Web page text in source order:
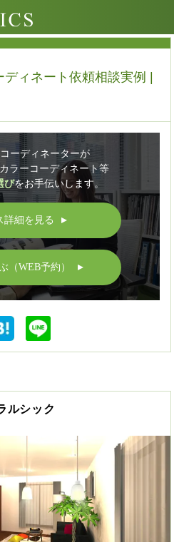
ィネート依頼相談実例 |
ーディネーターが
ラーコーディネート等
びをお手伝いします。
詳細を見る ▲
（WEB予約） ▲
ルシック